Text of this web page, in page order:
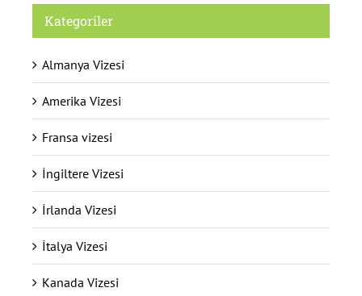
Kategoriler
Almanya Vizesi
Amerika Vizesi
Fransa vizesi
İngiltere Vizesi
İrlanda Vizesi
İtalya Vizesi
Kanada Vizesi